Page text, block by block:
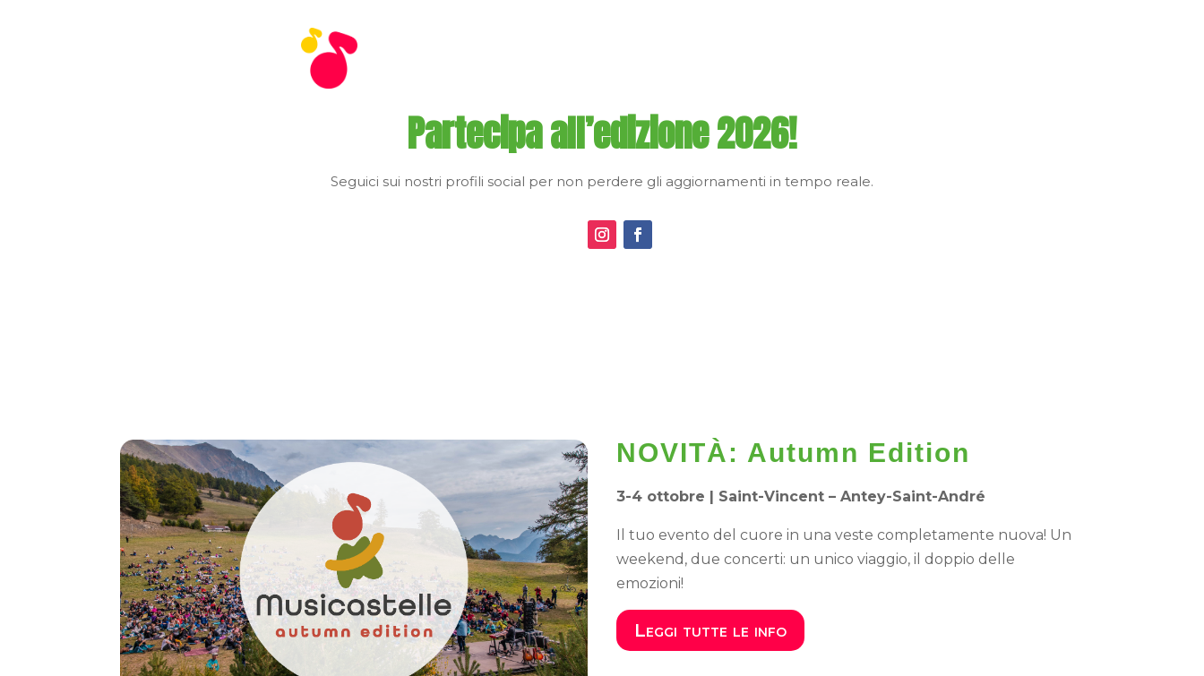
Partecipa all’edizione 2026!
Seguici sui nostri profili social per non perdere gli aggiornamenti in tempo reale.
NOVITÀ: Autumn Edition
3-4 ottobre | Saint-Vincent – Antey-Saint-André
Il tuo evento del cuore in una veste completamente nuova! Un
weekend, due concerti: un unico viaggio, il doppio delle
emozioni!
Leggi tutte le info